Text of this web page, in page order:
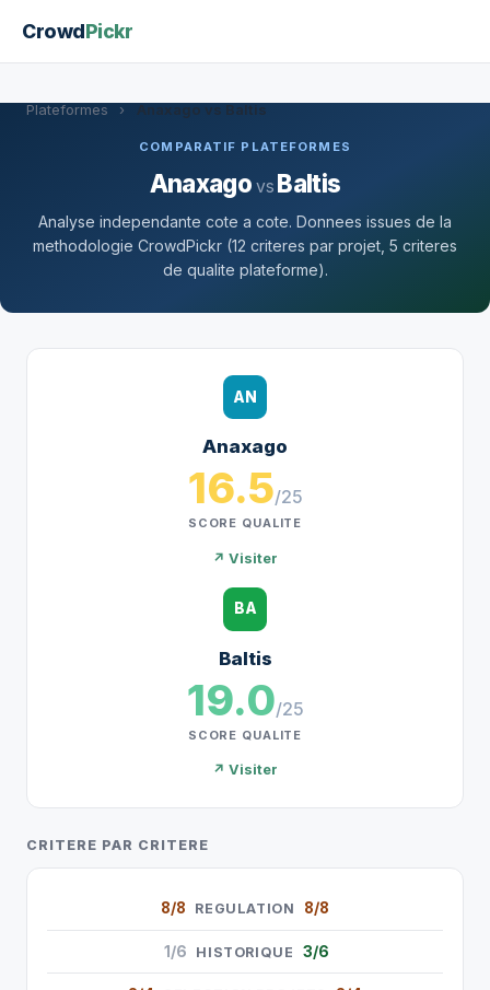
CrowdPickr
Plateformes › Anaxago vs Baltis
COMPARATIF PLATEFORMES
Anaxagovs Baltis
Analyse independante cote a cote. Donnees issues de la
methodologie CrowdPickr (12 criteres par projet, 5 criteres
de qualite plateforme).
AN
Anaxago
16.5/25
SCORE QUALITE
↗ Visiter
BA
Baltis
19.0/25
SCORE QUALITE
↗ Visiter
CRITERE PAR CRITERE
8/8 REGULATION 8/8
1/6 HISTORIQUE 3/6